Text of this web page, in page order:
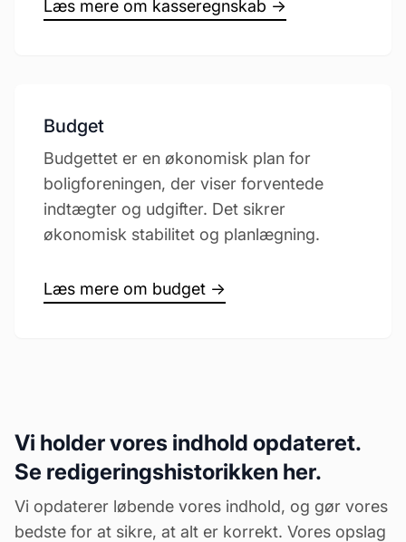
Læs mere om kasseregnskab →
Budget
Budgettet er en økonomisk plan for
boligforeningen, der viser forventede
indtægter og udgifter. Det sikrer
økonomisk stabilitet og planlægning.
Læs mere om budget →
Vi holder vores indhold opdateret.
Se redigeringshistorikken her.
Vi opdaterer løbende vores indhold, og gør vores
bedste for at sikre, at alt er korrekt. Vores opslag